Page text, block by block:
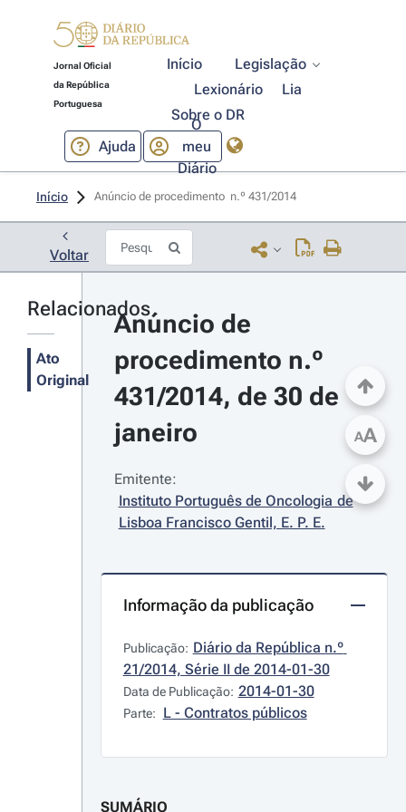
Jornal Oficial
da República
Portuguesa
Início
Legislação
Lexionário
Lia
Sobre o DR
Ajuda
O
meu
Diário
Início Anúncio de procedimento  n.º 431/2014
Voltar
Relacionados
Ato
Original
Anúncio de
procedimento n.º
431/2014, de 30 de
janeiro
Emitente:
Instituto Português de Oncologia de
Lisboa Francisco Gentil, E. P. E.
Informação da publicação
Publicação: Diário da República n.º
21/2014, Série II de 2014-01-30
Data de Publicação: 2014-01-30
Parte: L - Contratos públicos
SUMÁRIO
AA